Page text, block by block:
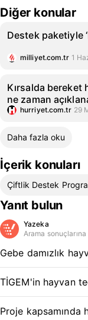
Diğer konular
Destek paketiyle
milliyet.com.tr 1
Kırsalda bereket
ne zaman
hurriyet.com.tr 29
Daha fazla oku
İçerik konuları
Çiftlik Destek
Yanıt bulun
Yazeka
Arama
Gebe damızlık
TİGEM'in hayvan
Proje kapsamında